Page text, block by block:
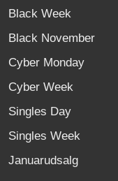
Black Week
Black November
Cyber Monday
Cyber Week
Singles Day
Singles Week
Januarudsalg